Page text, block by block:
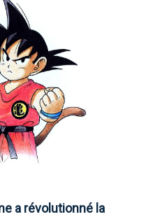
a révolutionné la